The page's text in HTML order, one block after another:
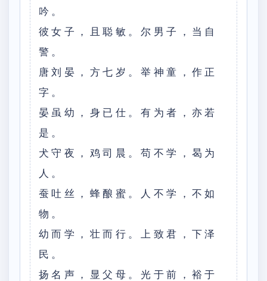
吟。
彼女子，且聪敏。尔男子，当自
警。
唐刘晏，方七岁。举神童，作正
字。
晏虽幼，身已仕。有为者，亦若
是。
犬守夜，鸡司晨。苟不学，曷为
人。
蚕吐丝，蜂酿蜜。人不学，不如
物。
幼而学，壮而行。上致君，下泽
民。
扬名声，显父母。光于前，裕于